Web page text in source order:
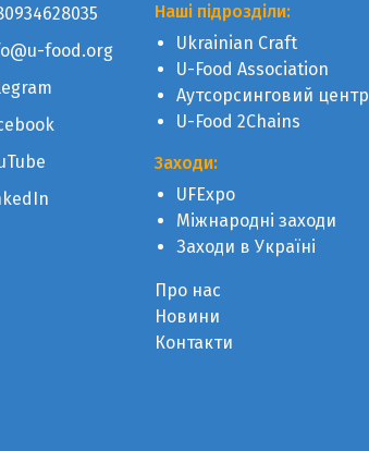
food.org
Наші підрозділи:
Ukrainian Craft
U-Food Association
Аутсорсинговий центр
U-Food 2Chains
Заходи:
UFExpo
Міжнародні заходи
Заходи в Україні
Про нас
Новини
Контакти